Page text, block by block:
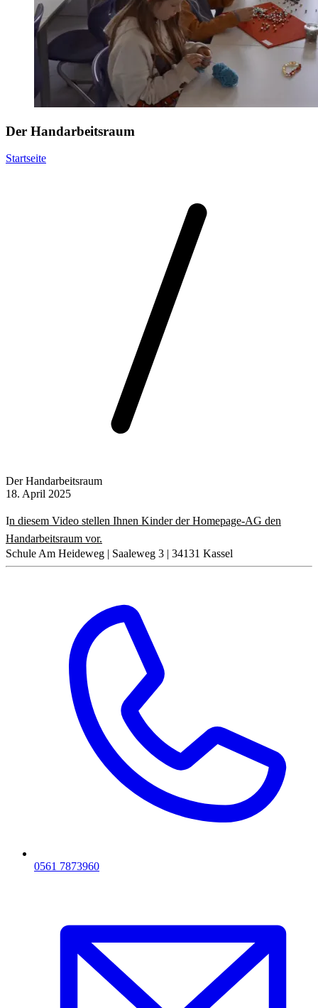
Der Handarbeitsraum
Startseite
Der Handarbeitsraum
18. April 2025
In diesem Video stellen Ihnen Kinder der Homepage-AG den
Handarbeitsraum vor.
Schule Am Heideweg | Saaleweg 3 | 34131 Kassel
0561 7873960